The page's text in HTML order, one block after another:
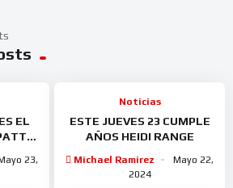
EL
23,
Noticias
ESTE JUEVES 23 CUMPLE
AÑOS HEIDI RANGE
Michael Ramirez
Mayo 22,
2024